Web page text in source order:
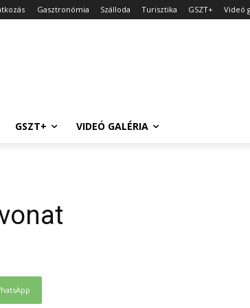
Gasztronómia Szálloda Turisztika GSZT+ Videó
GSZT+ VIDEÓ GALÉRIA